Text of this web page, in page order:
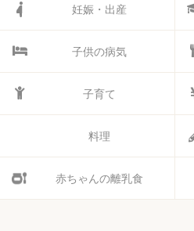
妊娠・出産
子供の病気
子育て
料理
赤ちゃんの離乳食